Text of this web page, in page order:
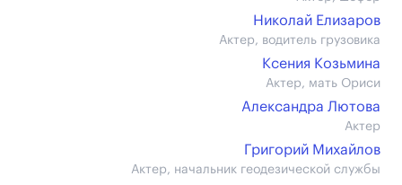
Николай Елизаров
Актер, водитель грузовика
Ксения Козьмина
Актер, мать Ориси
Александра Лютова
Актер
Григорий Михайлов
Актер, начальник геодезической службы